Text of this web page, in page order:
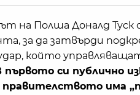
на Полша Доналд Туск
за да затвърди
който
първото си публично
правителството има